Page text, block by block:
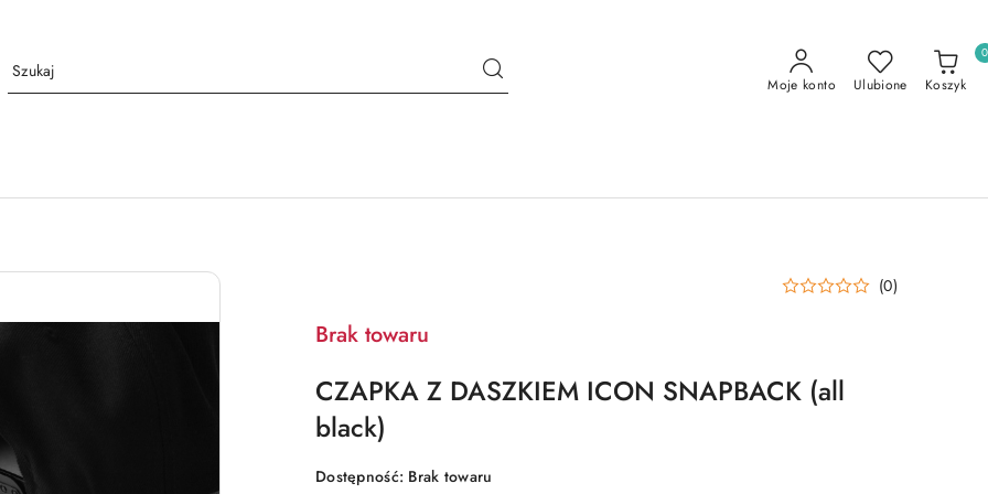
Moje konto Ulubione Koszyk
0
(0)
Brak towaru
CZAPKA Z DASZKIEM ICON SNAPBACK (all
black)
Dostępność: Brak towaru